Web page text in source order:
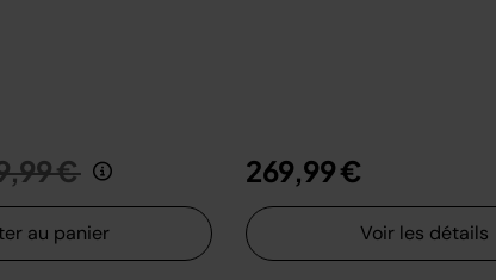
réduit de
€au
au panier
269,99 €
Voir les détails